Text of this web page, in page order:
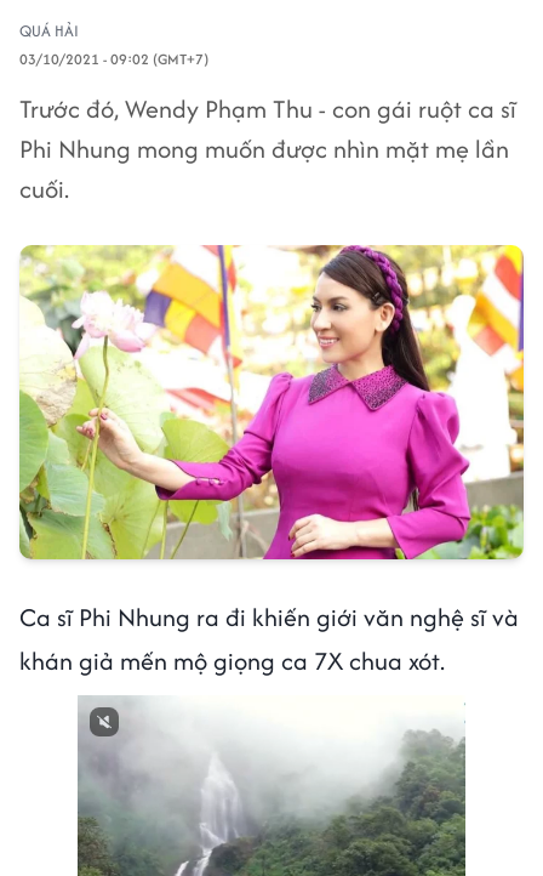
QUÁ HẢI
03/10/2021 - 09:02 (GMT+7)
Trước đó, Wendy Phạm Thu - con gái ruột ca sĩ
Phi Nhung mong muốn được nhìn mặt mẹ lần
cuối.
Ca sĩ Phi Nhung ra đi khiến giới văn nghệ sĩ và
khán giả mến mộ giọng ca 7X chua xót.